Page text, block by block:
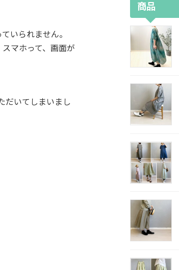
いられません。
マホって、画面が
だいてしまいまし
商品